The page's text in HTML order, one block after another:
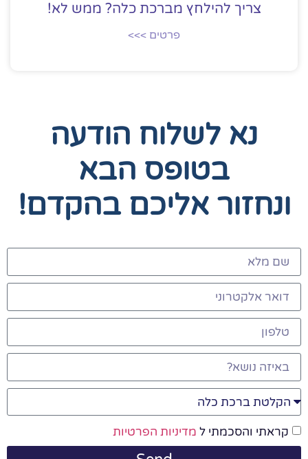
צריך להילחץ מברכת כלה? ממש לא!
פרטים >>>
נא לשלוח הודעה
בטופס הבא
ונחזור אליכם בהקדם!
קראתי והסכמתי ל מדיניות הפרטיות